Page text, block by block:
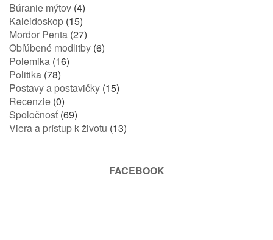
Búranie mýtov (4)
Kaleidoskop (15)
Mordor Penta (27)
Obľúbené modlitby (6)
Polemika (16)
Politika (78)
Postavy a postavičky (15)
Recenzie (0)
Spoločnosť(69)
Viera a prístup k životu (13)
FACEBOOK